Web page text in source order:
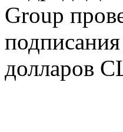
Group
долларов